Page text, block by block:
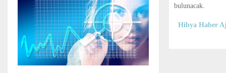
bulunacak.
Hibya Haber